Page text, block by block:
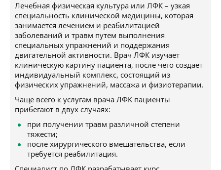
Лечебная физическая культура или ЛФК – узкая
специальность клинической медицины, которая
занимается лечением и реабилитацией
заболеваний и травм путем выполнения
специальных упражнений и поддержания
двигательной активности. Врач ЛФК изучает
клиническую картину пациента, после чего создает
индивидуальный комплекс, состоящий из
физических упражнений, массажа и физиотерапии.
Чаще всего к услугам врача ЛФК пациенты
прибегают в двух случаях:
при получении травм различной степени
тяжести;
после хирургического вмешательства, если
требуется реабилитация.